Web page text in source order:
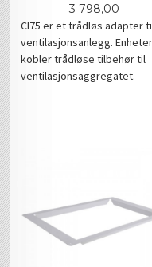
Pris
3 798,00
CI75 er et trådløs adapter
ventilasjonsanlegg.
kobler trådløse tilbehør til
ventilasjonsaggregatet.